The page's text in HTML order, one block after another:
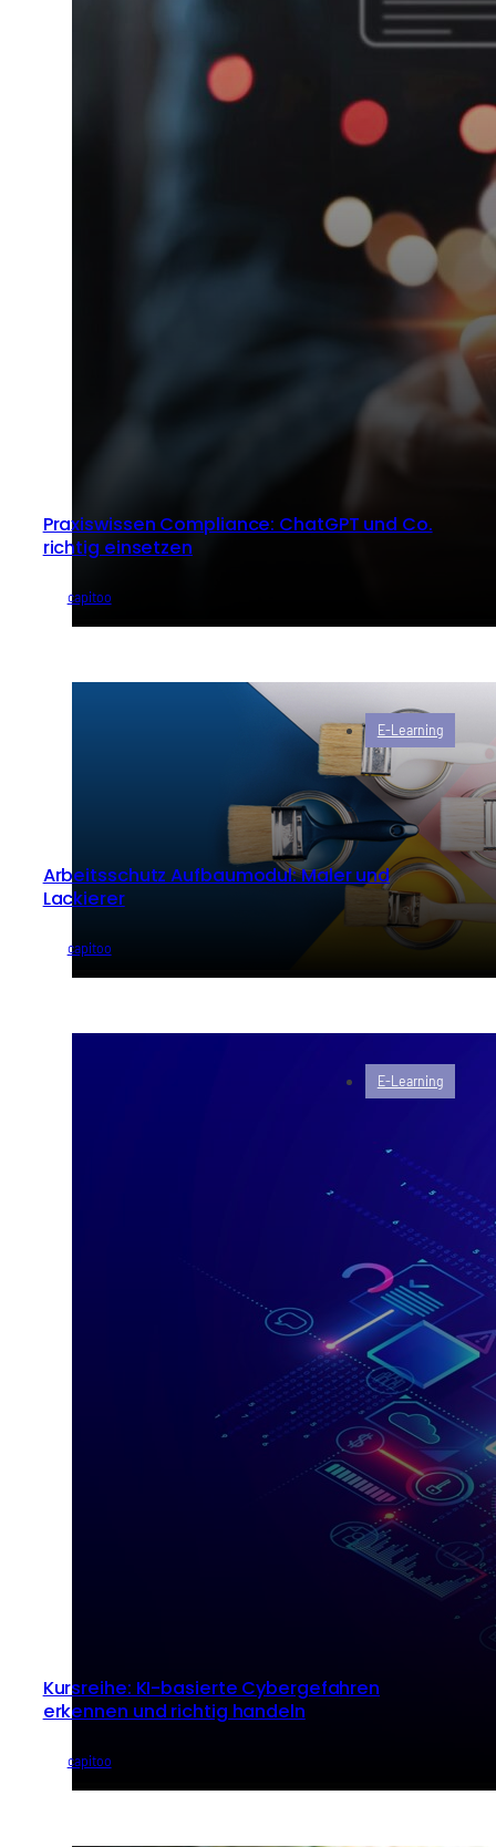
Praxiswissen Compliance: ChatGPT und Co.
richtig einsetzen
capitoo
Arbeitsschutz Aufbaumodul: Maler und
Lackierer
capitoo
E-Learning
Kursreihe: KI-basierte Cybergefahren
erkennen und richtig handeln
capitoo
E-Learning